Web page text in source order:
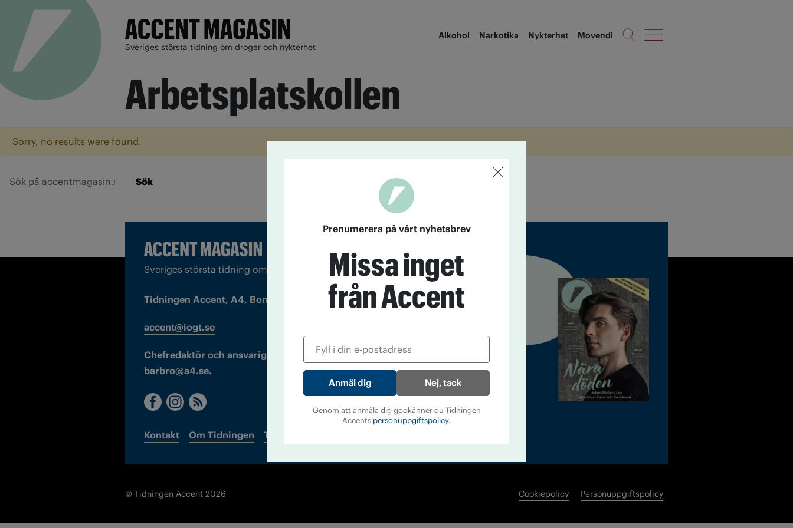
Sveriges största tidning om droger och nykterhet
Alkohol Narkotika Nykterhet Movendi
Arbetsplatskollen
Sorry, no results were found.
Sök
Sveriges största tidning om droger och nykterhet
Tidningen Accent, A4, Bondegatan 21, 116 33 Stockholm
accent@iogt.se
Chefredaktör och ansvarig utgivare: Barbro Janson Lundkvist,
barbro@a4.se.
Kontakt Om Tidningen Tidningsarkiv
© Tidningen Accent 2026 Cookiepolicy Personuppgiftspolicy
Prenumerera på vårt nyhetsbrev
Missa inget
från Accent
Nej, tack
Genom att anmäla dig godkänner du Tidningen
Accents personuppgiftspolicy.